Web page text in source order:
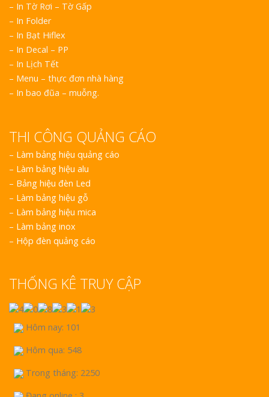
– In Tờ Rơi – Tờ Gấp
– In Folder
– In Bạt Hiflex
– In Decal – PP
– In Lịch Tết
– Menu – thực đơn nhà hàng
– In bao đũa – muỗng.
THI CÔNG QUẢNG CÁO
– Làm bảng hiệu quảng cáo
– Làm bảng hiệu alu
– Bảng hiệu đèn Led
– Làm bảng hiệu gỗ
– Làm bảng hiệu mica
– Làm bảng inox
– Hộp đèn quảng cáo
THỐNG KÊ TRUY CẬP
Hôm nay: 101
Hôm qua: 548
Trong tháng: 2250